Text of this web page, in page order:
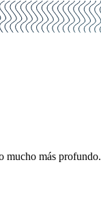
mucho más profundo.